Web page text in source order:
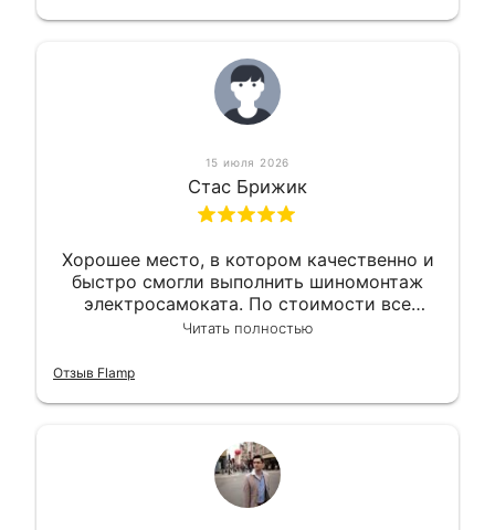
15 июля 2026
Стас Брижик
Хорошее место, в котором качественно и
быстро смогли выполнить шиномонтаж
электросамоката. По стоимости все
вышло вообще приемлемо хочу сказать.
Читать полностью
Отзыв Flamp